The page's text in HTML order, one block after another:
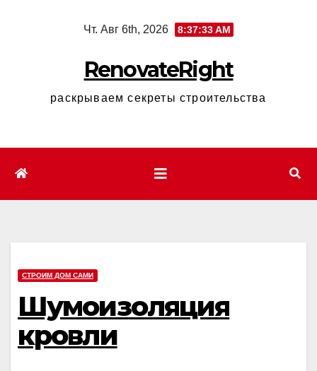
Чт. Авг 6th, 2026 8:37:35 AM
RenovateRight
раскрываем секреты строительства
СТРОИМ ДОМ САМИ
Шумоизоляция
кровли